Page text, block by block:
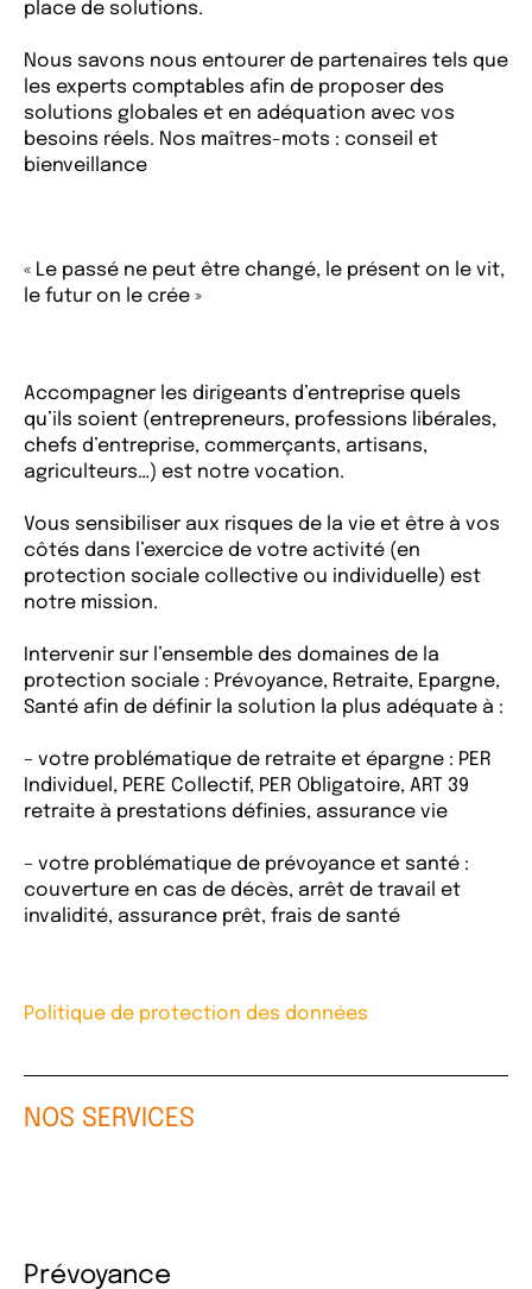
place de solutions.
Nous savons nous entourer de partenaires tels que
les experts comptables afin de proposer des
solutions globales et en adéquation avec vos
besoins réels. Nos maîtres-mots : conseil et
bienveillance
« Le passé ne peut être changé, le présent on le vit,
le futur on le crée »
Accompagner les dirigeants d’entreprise quels
qu’ils soient (entrepreneurs, professions libérales,
chefs d’entreprise, commerçants, artisans,
agriculteurs…) est notre vocation.
Vous sensibiliser aux risques de la vie et être à vos
côtés dans l’exercice de votre activité (en
protection sociale collective ou individuelle) est
notre mission.
Intervenir sur l’ensemble des domaines de la
protection sociale : Prévoyance, Retraite, Epargne,
Santé afin de définir la solution la plus adéquate à :
– votre problématique de retraite et épargne : PER
Individuel, PERE Collectif, PER Obligatoire, ART 39
retraite à prestations définies, assurance vie
– votre problématique de prévoyance et santé :
couverture en cas de décès, arrêt de travail et
invalidité, assurance prêt, frais de santé
Politique de protection des données
NOS SERVICES
Prévoyance